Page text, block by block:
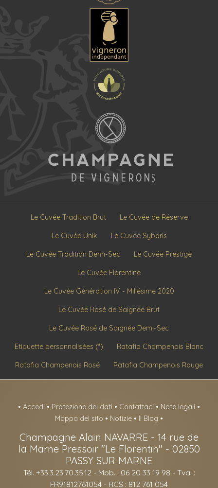
Le Cuvée Tradition Brut Le Cuvée de Réserve
Le Cuvée Unik Le Cuvée Sybaris
Le Cuvée Tradition Demi-Sec Le Cuvée Prestige
Le Cuvée Florentine
Le Cuvée Génération IV - Millésime 2020
Le Cuvée Rosé de Saignée Brut
Le Cuvée Rosé de Saignée Demi-Sec
Etiquette personnalisées (*) Ratafia Champenois Blanc
Ratafia Champenois Rosé Ratafia Champenois Rouge
• Accedi • Protezione dei dati • Contattaci • Note legali •
Mappa del sito • Notizie • Il Blog •
Champagne Alain NAVARRE - 14 rue de
la Marne Pressoir "Le Florentin" - 02850
PASSY SUR MARNE
Tél. +33.3.23.70.35.12 - Mob. : 06 20 33 19 98 - Tva. :
FR91812761054 - RCS : 812 761 054